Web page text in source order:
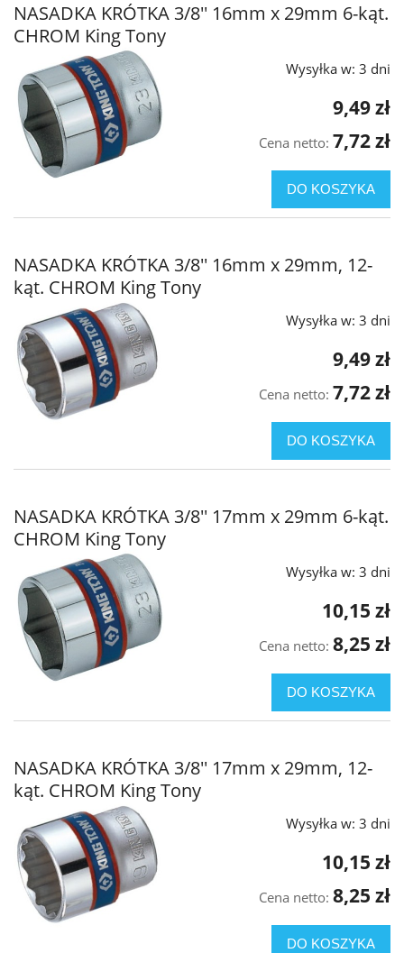
NASADKA KRÓTKA 3/8'' 16mm x 29mm 6-kąt.
CHROM King Tony
Wysyłka w: 3 dni
9,49 zł
Cena netto: 7,72 zł
DO KOSZYKA
NASADKA KRÓTKA 3/8'' 16mm x 29mm, 12-
kąt. CHROM King Tony
Wysyłka w: 3 dni
9,49 zł
Cena netto: 7,72 zł
DO KOSZYKA
NASADKA KRÓTKA 3/8'' 17mm x 29mm 6-kąt.
CHROM King Tony
Wysyłka w: 3 dni
10,15 zł
Cena netto: 8,25 zł
DO KOSZYKA
NASADKA KRÓTKA 3/8'' 17mm x 29mm, 12-
kąt. CHROM King Tony
Wysyłka w: 3 dni
10,15 zł
Cena netto: 8,25 zł
DO KOSZYKA